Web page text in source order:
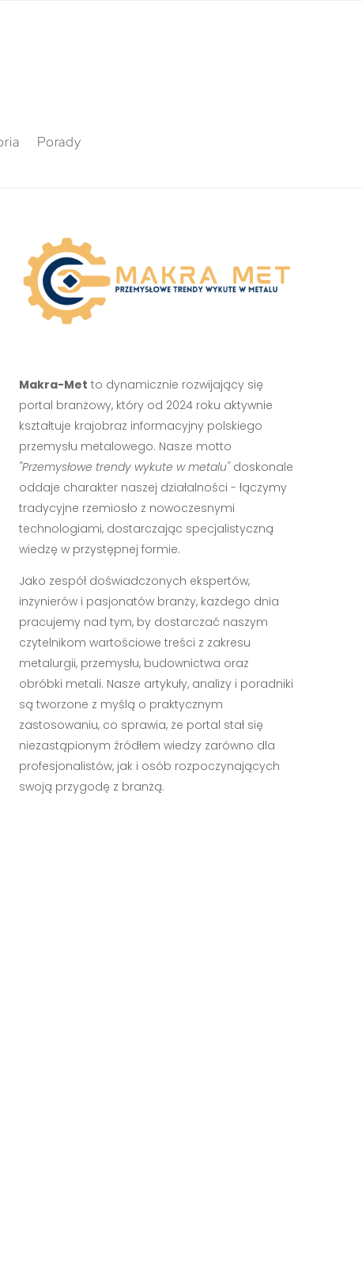
Porady
Makra-Met to dynamicznie rozwijający się
portal branżowy, który od 2024 roku aktywnie
kształtuje krajobraz informacyjny polskiego
przemysłu metalowego. Nasze motto
"Przemysłowe trendy wykute w metalu"doskonale
oddaje charakter naszej działalności - łączymy
tradycyjne rzemiosło z nowoczesnymi
technologiami, dostarczając specjalistyczną
wiedzę w przystępnej formie.
Jako zespół doświadczonych ekspertów,
inżynierów i pasjonatów branży, każdego dnia
pracujemy nad tym, by dostarczać naszym
czytelnikom wartościowe treści z zakresu
metalurgii, przemysłu, budownictwa oraz
obróbki metali. Nasze artykuły, analizy i poradniki
są tworzone z myślą o praktycznym
zastosowaniu, co sprawia, że portal stał się
niezastąpionym źródłem wiedzy zarówno dla
profesjonalistów, jak i osób rozpoczynających
swoją przygodę z branżą.